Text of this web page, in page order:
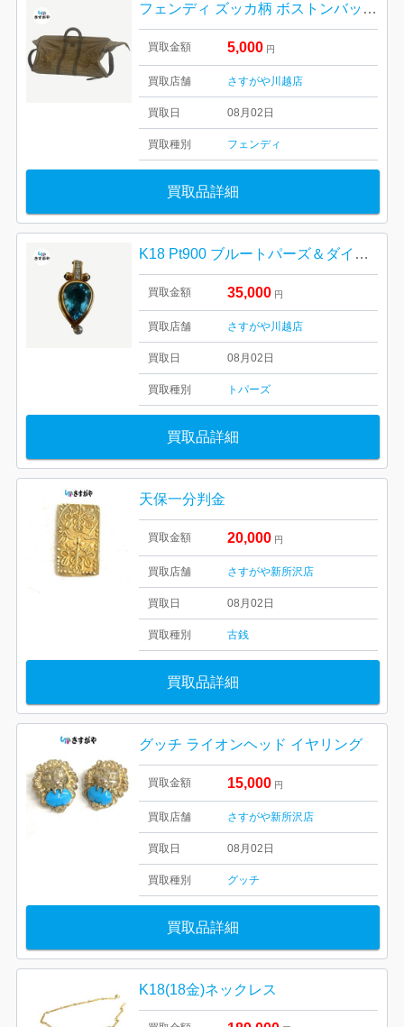
フェンディ ズッカ柄 ボストンバッグ PVC×レザー
買取金額 5,000 円
買取店舗 さすがや川越店
買取日 08月02日
買取種別 フェンディ
買取品詳細
K18 Pt900 ブルートパーズ＆ダイヤモンド ペンダントトップ
買取金額 35,000 円
買取店舗 さすがや川越店
買取日 08月02日
買取種別 トパーズ
買取品詳細
天保一分判金
買取金額 20,000 円
買取店舗 さすがや新所沢店
買取日 08月02日
買取種別 古銭
買取品詳細
グッチ ライオンヘッド イヤリング
買取金額 15,000 円
買取店舗 さすがや新所沢店
買取日 08月02日
買取種別 グッチ
買取品詳細
K18(18金)ネックレス